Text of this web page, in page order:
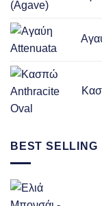
BEST SELLING